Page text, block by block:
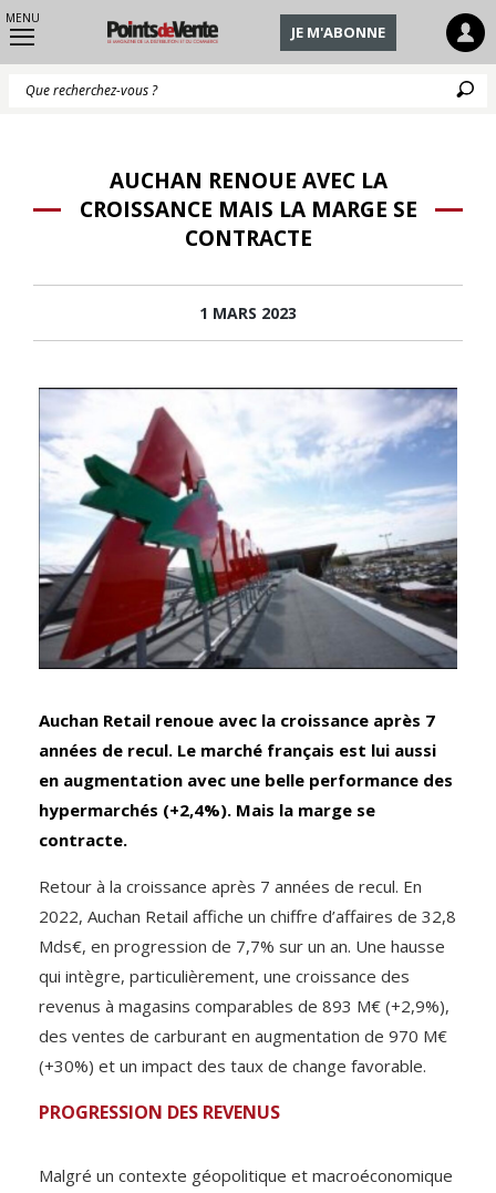
MENU
JE M'ABONNE
AUCHAN RENOUE AVEC LA
CROISSANCE MAIS LA MARGE SE
CONTRACTE
1 MARS 2023
Auchan Retail renoue avec la croissance après 7
années de recul. Le marché français est lui aussi
en augmentation avec une belle performance des
hypermarchés (+2,4%). Mais la marge se
contracte.
Retour à la croissance après 7 années de recul. En
2022, Auchan Retail affiche un chiffre d’affaires de 32,8
Mds€, en progression de 7,7% sur un an. Une hausse
qui intègre, particulièrement, une croissance des
revenus à magasins comparables de 893 M€ (+2,9%),
des ventes de carburant en augmentation de 970 M€
(+30%) et un impact des taux de change favorable.
PROGRESSION DES REVENUS
Malgré un contexte géopolitique et macroéconomique